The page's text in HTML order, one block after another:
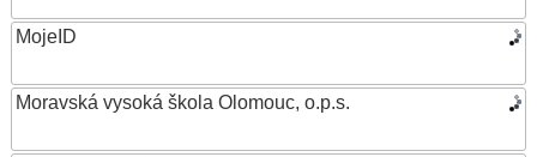
MojeID
Moravská vysoká škola Olomouc, o.p.s.